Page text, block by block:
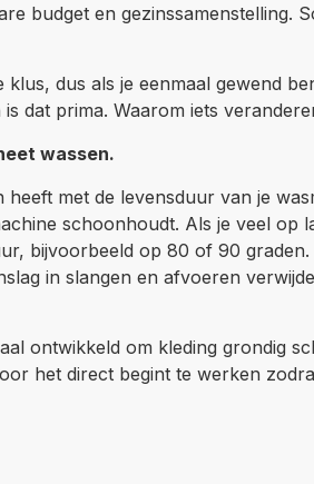
budget en gezinssamenstelling.
klus, dus als je eenmaal gewend
dat prima. Waarom iets
wassen.
met de levensduur van je
schoonhoudt. Als je veel
bijvoorbeeld op 80 of 90
in slangen en afvoeren
ontwikkeld om kleding grondig
het direct begint te werken